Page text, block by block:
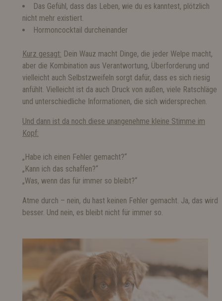
Das Gefühl, dass das Leben, wie du es kanntest, plötzlich
nicht mehr existiert.
Hormoncocktail durcheinander
Kurz gesagt: Dein Wauz macht Dinge, die jeder Welpe macht,
aber die Kombination aus Verantwortung, Überforderung und
vielleicht auch Selbstzweifeln sorgt dafür, dass es sich riesig
anfühlt. Vielleicht ist da auch Druck von außen, viele Ratschläge
und unterschiedliche Informationen, die sich widersprechen.
Und dann ist da noch diese unangenehme kleine Stimme im
Kopf:
„Habe ich einen Fehler gemacht?“
„Kann ich das schaffen?“
„Was, wenn das für immer so bleibt?“
Atme durch – nein, du hast keinen Fehler gemacht. Ja, das wird
besser. Und nein, es bleibt nicht für immer so.